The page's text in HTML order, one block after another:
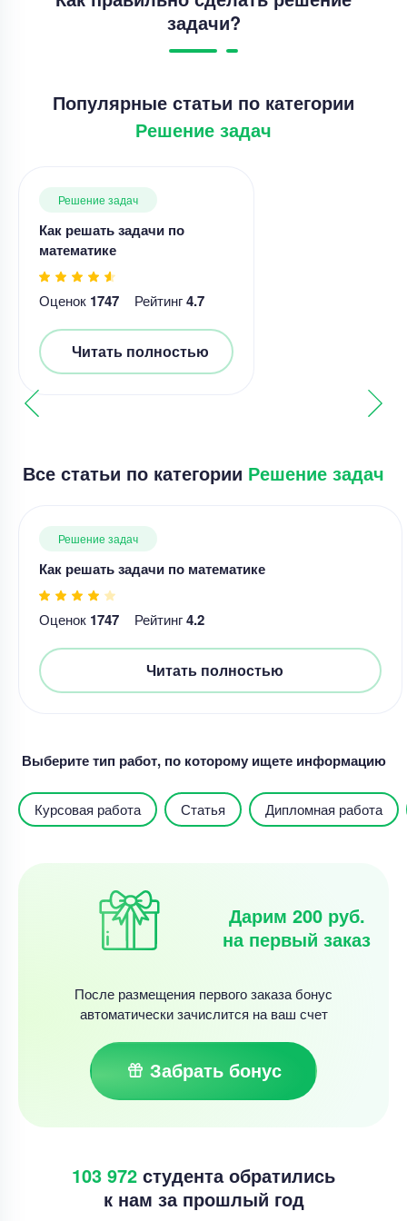
задачи?
Популярные статьи по категории
Решение задач
Решение задач
Как решать задачи по
математике
Оценок 1747 Рейтинг4.7
Читать полностью
Все статьи по категории Решение задач
Решение задач
Как решать задачи по математике
Оценок 1747 Рейтинг4.2
Читать полностью
Выберите тип работ, по которому ищете информацию
Курсовая работа Статья Дипломная работа
Дарим 200 руб.
на первый заказ
После размещения первого заказа бонус
автоматически зачислится на ваш счет
Забрать бонус
103 972 студента обратились
к нам за прошлый год